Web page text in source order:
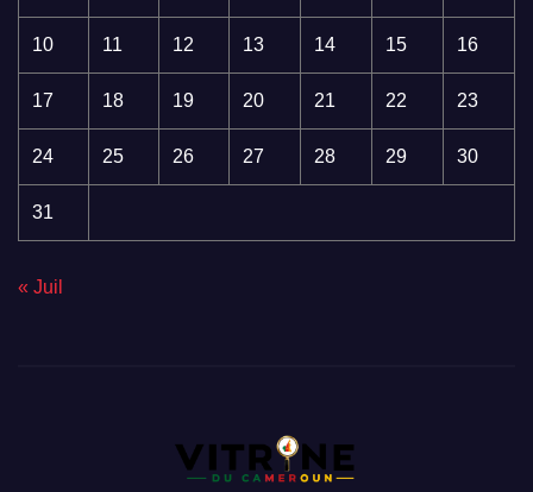
10 11 12 13 14 15 16
17 18 19 20 21 22 23
24 25 26 27 28 29 30
31
« Juil